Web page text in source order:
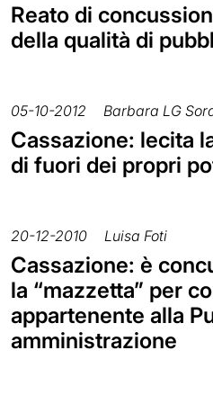
Reato di
della qualità di
05-10-2012 Barbara LG
Cassazione: lecita
di fuori dei propri
20-12-2010 Luisa Foti
Cassazione: è
la “mazzetta” per
appartenente alla
amministrazione